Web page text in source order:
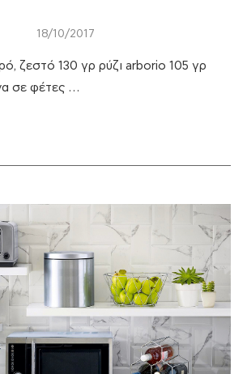
18/10/2017
ζεστό 130 γρ ρύζι arborio 105 γρ
σε φέτες …